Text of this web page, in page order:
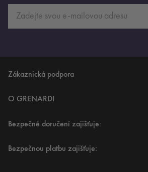
Zákaznická podpora
O GRENARDI
Bezpečné doručení zajišťuje:
Bezpečnou platbu zajišťuje: